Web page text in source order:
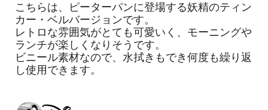
こちらは、ピーターパンに登場する妖精のティン
カー・ベルバージョンです。
レトロな雰囲気がとても可愛いく、モーニングや
ランチが楽しくなりそうです。
ビニール素材なので、水拭きもでき何度も繰り返
し使用できます。